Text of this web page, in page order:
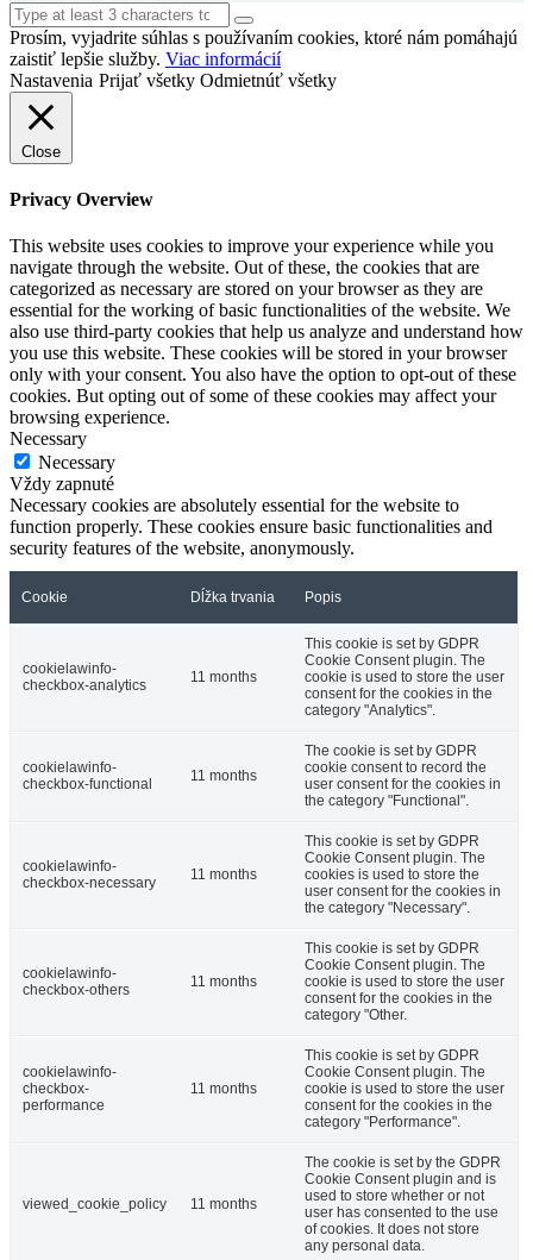
Prosím, vyjadrite súhlas s používaním cookies, ktoré nám pomáhajú
zaistiť lepšie služby. Viac informácií
Nastavenia Prijať všetky Odmietnúť všetky
Close
Privacy Overview
This website uses cookies to improve your experience while you
navigate through the website. Out of these, the cookies that are
categorized as necessary are stored on your browser as they are
essential for the working of basic functionalities of the website. We
also use third-party cookies that help us analyze and understand how
you use this website. These cookies will be stored in your browser
only with your consent. You also have the option to opt-out of these
cookies. But opting out of some of these cookies may affect your
browsing experience.
Necessary
Necessary
Vždy zapnuté
Necessary cookies are absolutely essential for the website to
function properly. These cookies ensure basic functionalities and
security features of the website, anonymously.
Cookie Dĺžka trvania Popis
cookielawinfo-
checkbox-analytics
11 months
This cookie is set by GDPR
Cookie Consent plugin. The
cookie is used to store the user
consent for the cookies in the
category "Analytics".
cookielawinfo-
checkbox-functional
11 months
The cookie is set by GDPR
cookie consent to record the
user consent for the cookies in
the category "Functional".
cookielawinfo-
checkbox-necessary
11 months
This cookie is set by GDPR
Cookie Consent plugin. The
cookies is used to store the
user consent for the cookies in
the category "Necessary".
cookielawinfo-
checkbox-others
11 months
This cookie is set by GDPR
Cookie Consent plugin. The
cookie is used to store the user
consent for the cookies in the
category "Other.
cookielawinfo-
checkbox-
performance
11 months
This cookie is set by GDPR
Cookie Consent plugin. The
cookie is used to store the user
consent for the cookies in the
category "Performance".
viewed_cookie_policy 11 months
The cookie is set by the GDPR
Cookie Consent plugin and is
used to store whether or not
user has consented to the use
of cookies. It does not store
any personal data.